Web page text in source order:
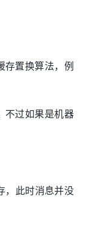
存置换算法，例
不过如果是机器
，此时消息并没